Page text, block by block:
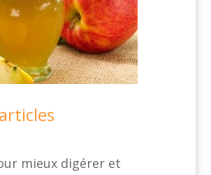
mieux digérer et